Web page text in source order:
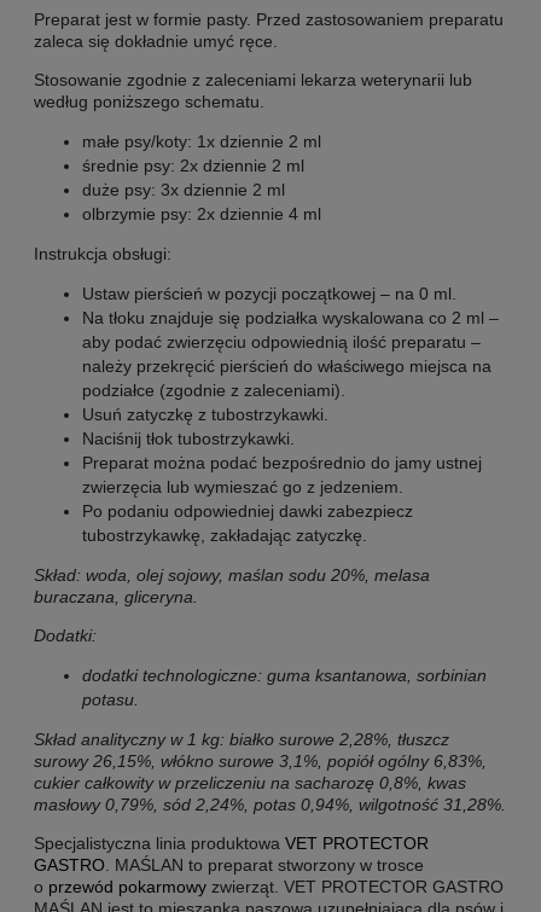
Preparat jest w formie pasty. Przed zastosowaniem preparatu
zaleca się dokładnie umyć ręce.
Stosowanie zgodnie z zaleceniami lekarza weterynarii lub
według poniższego schematu.
małe psy/koty: 1x dziennie 2 ml
średnie psy: 2x dziennie 2 ml
duże psy: 3x dziennie 2 ml
olbrzymie psy: 2x dziennie 4 ml
Instrukcja obsługi:
Ustaw pierścień w pozycji początkowej – na 0 ml.
Na tłoku znajduje się podziałka wyskalowana co 2 ml –
aby podać zwierzęciu odpowiednią ilość preparatu –
należy przekręcić pierścień do właściwego miejsca na
podziałce (zgodnie z zaleceniami).
Usuń zatyczkę z tubostrzykawki.
Naciśnij tłok tubostrzykawki.
Preparat można podać bezpośrednio do jamy ustnej
zwierzęcia lub wymieszać go z jedzeniem.
Po podaniu odpowiedniej dawki zabezpiecz
tubostrzykawkę, zakładając zatyczkę.
Skład: woda, olej sojowy, maślan sodu 20%, melasa
buraczana, gliceryna.
Dodatki:
dodatki technologiczne: guma ksantanowa, sorbinian
potasu.
Skład analityczny w 1 kg: białko surowe 2,28%, tłuszcz
surowy 26,15%, włókno surowe 3,1%, popiół ogólny 6,83%,
cukier całkowity w przeliczeniu na sacharozę 0,8%, kwas
masłowy 0,79%, sód 2,24%, potas 0,94%, wilgotność 31,28%.
Specjalistyczna linia produktowa VET PROTECTOR
GASTRO . MAŚLAN to preparat stworzony w trosce
o przewód pokarmowy zwierząt. VET PROTECTOR GASTRO